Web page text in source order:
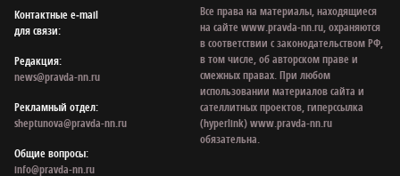
Контактные e‑mail
для связи:
Редакция:
news@pravda-nn.ru
Рекламный отдел:
sheptunova@pravda-nn.ru
Общие вопросы:
info@pravda-nn.ru
Все права на материалы, находящиеся
на сайте www.pravda-nn.ru, охраняются
в соответствии с законодательством РФ,
в том числе, об авторском праве и
смежных правах. При любом
использовании материалов сайта и
сателлитных проектов, гиперссылка
(hyperlink) www.pravda-nn.ru
обязательна.